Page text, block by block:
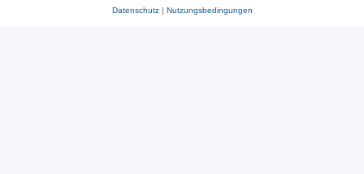
Datenschutz| Nutzungsbedingungen